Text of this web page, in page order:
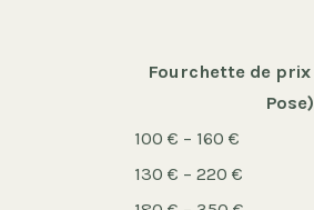
Fourchette de
Pose)
100 € – 160 €
130 € – 220 €